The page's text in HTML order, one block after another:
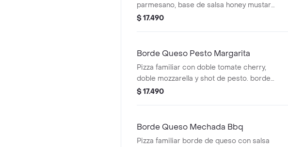
parmesano, base de salsa honey mustard
y salsa bbq, queso mozzarella, pollo y
$ 17.490
Borde Queso Pesto Margarita
Pizza familiar con doble tomate cherry,
doble mozzarella y shot de pesto. borde
de queso con salsa ajo parmesano.
$ 17.490
Borde Queso Mechada Bbq
Pizza familiar borde de queso con salsa